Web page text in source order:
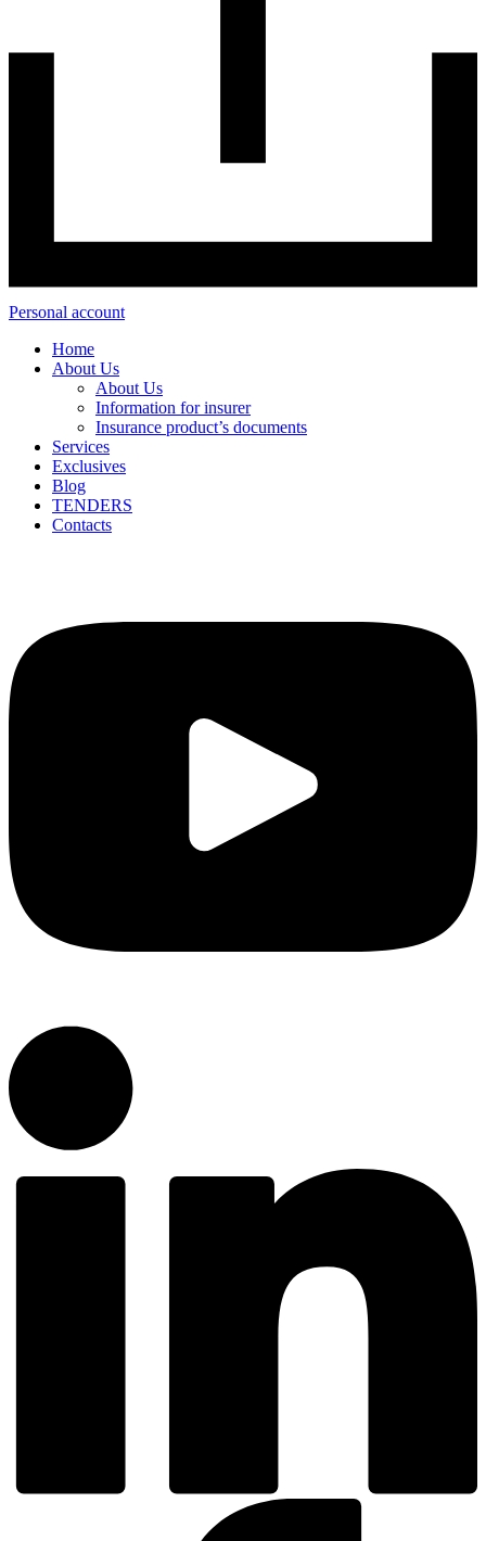
Personal account
Home
About Us
About Us
Information for insurer
Insurance product’s documents
Services
Exclusives
Blog
TENDERS
Contacts